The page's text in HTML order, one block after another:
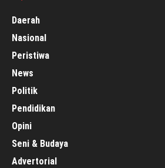
Daerah
Nasional
Peristiwa
News
Politik
Pendidikan
Opini
Seni & Budaya
Advertorial